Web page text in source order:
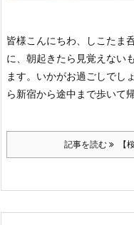
皆様こんにちわ、しこたま
に、朝起きたら見覚えない
ます。 いかがお過ごしでし
ら新宿から途中まで歩いて
記事を読む 【